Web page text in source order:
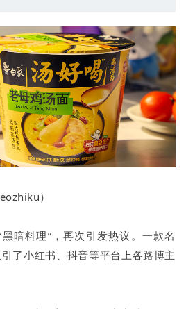
）
暗料理”，再次引发热议。一款名
了小红书、抖音等平台上各路博主